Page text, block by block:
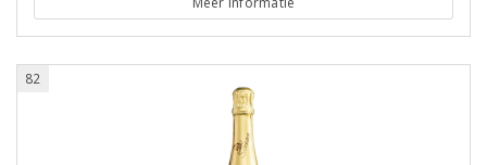
82